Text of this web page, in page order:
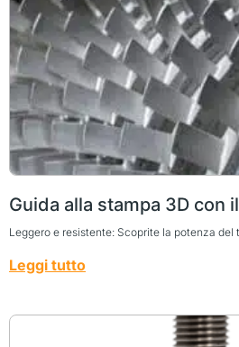
Guida alla stampa 3D con
Leggero e resistente: Scoprite la potenza del
Leggi tutto